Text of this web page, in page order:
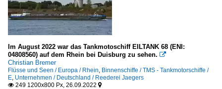
Im August 2022 war das Tankmotoschiff EILTANK 68 (ENI:
04808560) auf dem Rhein bei Duisburg zu sehen. 
Christian Bremer
Flüsse und Seen / Europa / Rhein, Binnenschiffe / TMS - Tankmotorschiffe /
E, Unternehmen / Deutschland / Reederei Jaegers
 249 1200x800 Px, 26.09.2022 